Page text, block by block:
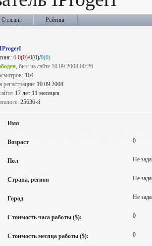
Отзывы Рейтинг
IProgerI
0 0(0)/0(0)/0(0)
, был на сайте 10.09.2008 00:26
104
регистрации: 10.09.2008
17 лет 11 месяцев
25636-й
Имя
Возраст 0
Пол Не
Страна, регион Не
Город Не
Стоимость часа работы ($): 0
Стоимость месяца работы ($): 0